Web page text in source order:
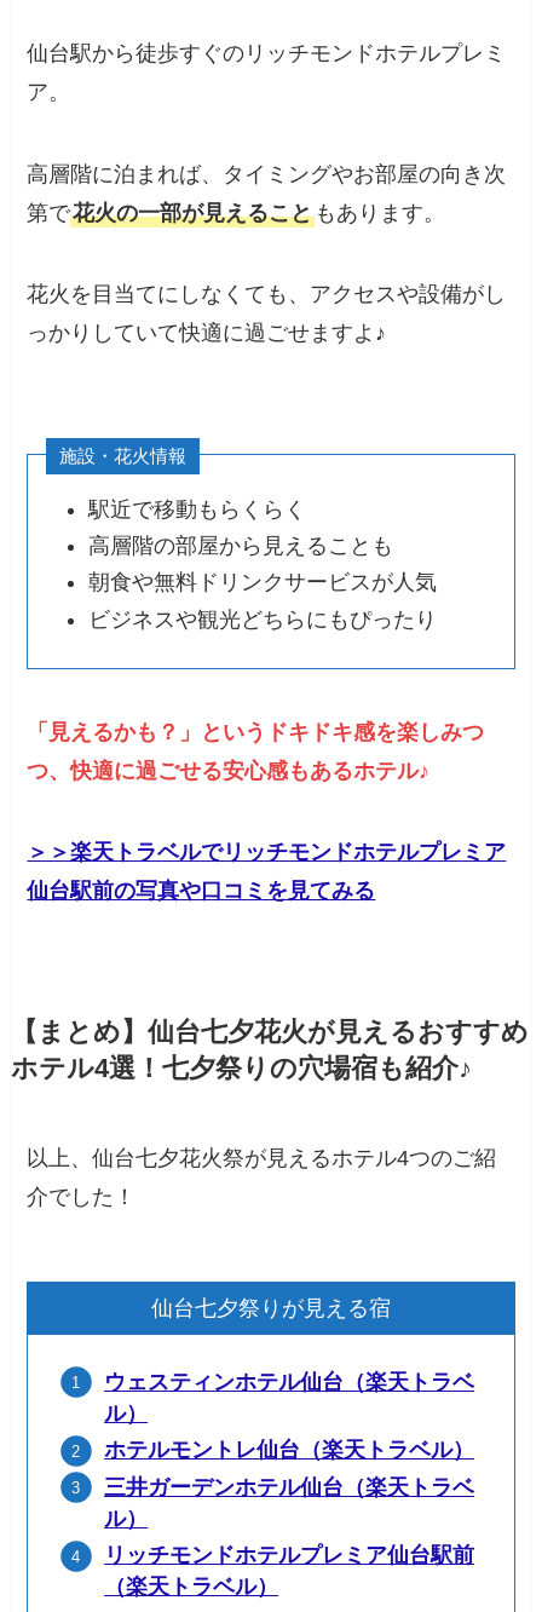
仙台駅から徒歩すぐのリッチモンドホテルプレミ
ア。
高層階に泊まれば、タイミングやお部屋の向き次
第で花火の一部が見えること もあります。
花火を目当てにしなくても、アクセスや設備がし
っかりしていて快適に過ごせますよ♪
施設・花火情報
駅近で移動もらくらく
高層階の部屋から見えることも
朝食や無料ドリンクサービスが人気
ビジネスや観光どちらにもぴったり
「見えるかも？」というドキドキ感を楽しみつ
つ、快適に過ごせる安心感もあるホテル♪
＞＞楽天トラベルでリッチモンドホテルプレミア
仙台駅前の写真や口コミを見てみる
【まとめ】仙台七夕花火が見えるおすすめ
ホテル4選！七夕祭りの穴場宿も紹介♪
以上、仙台七夕花火祭が見えるホテル4つのご紹
介でした！
仙台七夕祭りが見える宿
ウェスティンホテル仙台（楽天トラベ
ル）
ホテルモントレ仙台（楽天トラベル）
三井ガーデンホテル仙台（楽天トラベ
ル）
リッチモンドホテルプレミア仙台駅前
（楽天トラベル）